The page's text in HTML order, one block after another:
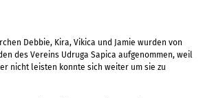
Debbie, Kira, Vikica und Jamie wurden von
des Vereins Udruga Sapica aufgenommen, weil
nicht leisten konnte sich weiter um sie zu